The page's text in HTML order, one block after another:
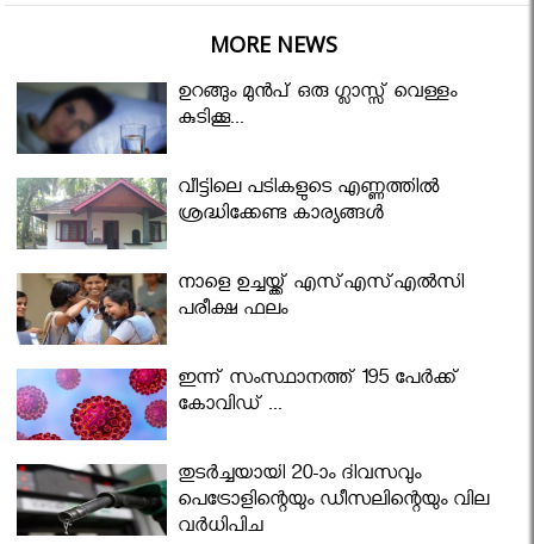
MORE NEWS
ഉറങ്ങും മുന്‍പ് ഒരു ഗ്ലാസ്സ് വെള്ളം
കുടിക്കൂ...
വീട്ടിലെ പടികളുടെ എണ്ണത്തിൽ
ശ്രദ്ധിക്കേണ്ട കാര്യങ്ങൾ
നാളെ ഉച്ചയ്ക്ക് എസ്എസ്എല്‍സി
പരീക്ഷ ഫലം
ഇന്ന് സംസ്ഥാനത്ത് 195 പേര്‍ക്ക്
കോവിഡ് ...
തുടർച്ചയായി 20-ാം ദിവസവും
പെട്രോളിന്റെയും ഡീസലിന്റെയും വില
വര്‍ധിപ്പിച്ചു